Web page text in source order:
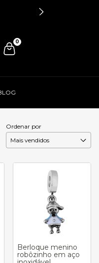
0
Ordenar por
Berloque menino
robôzinho em aço